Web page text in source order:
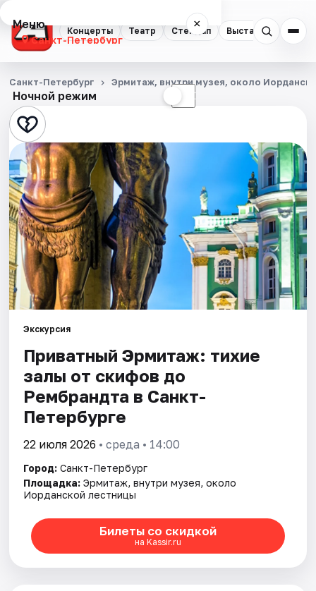
Концерты Театр Стендап Выставки
Меню ×
Санкт-Петербург
Концерты
Театр
Стендап
Выставки
Квесты
Экскурсии
Спорт
События
Города
Площадки
Артисты
Рейтинги
Ночной режим ☾
Санкт-Петербург Эрмитаж, внутри музея, около
Экскурсия
Приватный Эрмитаж: тихие
залы от скифов до
Рембрандта в Санкт-
Петербурге
22 июля 2026 • среда • 14:00
Город: Санкт-Петербург
Площадка: Эрмитаж, внутри музея, около
Иорданской лестницы
Билеты со скидкой
на Kassir.ru